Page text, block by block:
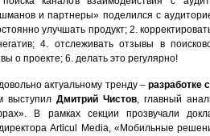
и партнеры» поделился с
улучшать продукт; 2.
4. отслеживать отзывы в
о проекте; 6. делать это регулярно!
актуальному тренду –разработке
выступил Дмитрий Чистов, главный
В рамках секции прозвучали
Articul Media, «Мобильные